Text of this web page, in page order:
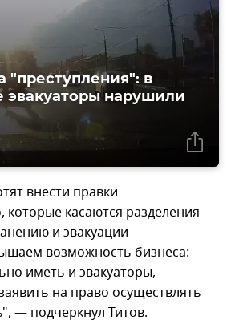
"преступления": в
нарушили
внести правки
которые касаются разделения
и эвакуации
возможность бизнеса:
иметь и эвакуаторы,
на право осуществлять
— подчеркнул Титов.